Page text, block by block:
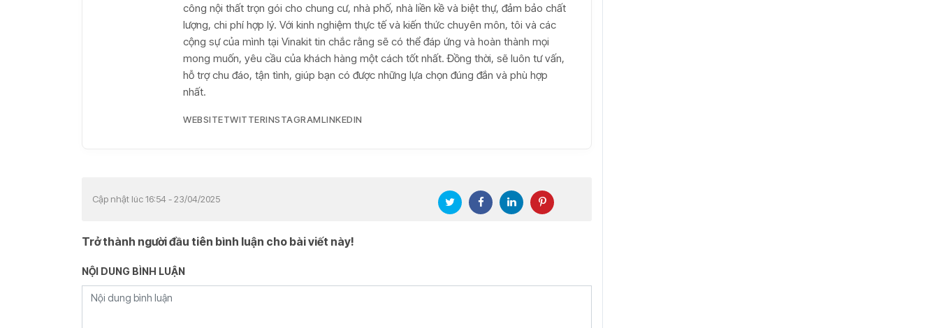
công nội thất trọn gói cho chung cư, nhà phố, nhà liền kề và biệt thự, đảm bảo chất
lượng, chi phí hợp lý. Với kinh nghiệm thực tế và kiến thức chuyên môn, tôi và các
cộng sự của mình tại Vinakit tin chắc rằng sẽ có thể đáp ứng và hoàn thành mọi
mong muốn, yêu cầu của khách hàng một cách tốt nhất. Đồng thời, sẽ luôn tư vấn,
hỗ trợ chu đáo, tận tình, giúp bạn có được những lựa chọn đúng đắn và phù hợp
nhất.
WEBSITETWITTERINSTAGRAMLINKEDIN
Cập nhật lúc 16:54 - 23/04/2025
Trở thành người đầu tiên bình luận cho bài viết này!
NỘI DUNG BÌNH LUẬN